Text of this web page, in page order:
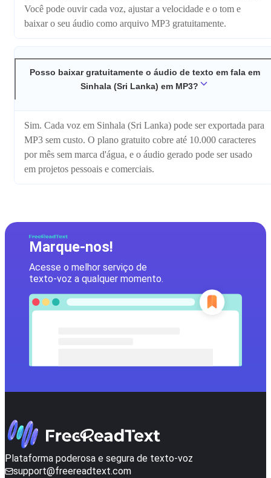
Você pode ouvir cada voz, ajustar a velocidade e o tom e
baixar o seu áudio como arquivo MP3 gratuitamente.
Posso baixar gratuitamente o áudio de texto em fala em
Sinhala (Sri Lanka) em MP3?
Sim. Cada voz em Sinhala (Sri Lanka) pode ser exportada para
MP3 sem custo. O plano gratuito cobre até 10.000 caracteres
por mês sem marca d'água, e o áudio gerado pode ser usado
em projetos pessoais e comerciais.
Marque-nos!
Acesse o melhor serviço de
texto-voz a qualquer momento.
Plataforma poderosa e segura de texto-voz
support@freereadtext.com